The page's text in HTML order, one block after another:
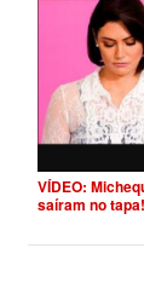
VÍDEO:
saíram no